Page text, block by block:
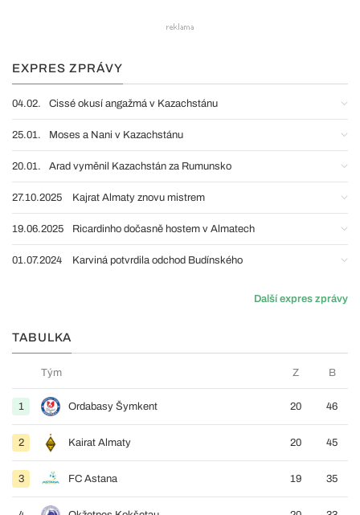
EXPRES ZPRÁVY
04.02. Cissé okusí angažmá v Kazachstánu
25.01. Moses a Nani v Kazachstánu
20.01. Arad vyměnil Kazachstán za Rumunsko
27.10.2025 Kajrat Almaty znovu mistrem
19.06.2025 Ricardinho dočasně hostem v Almatech
01.07.2024 Karviná potvrdila odchod Budínského
Další expres zprávy
TABULKA
Tým Z B
1 Ordabasy Šymkent 20 46
2 Kairat Almaty 20 45
3 FC Astana 19 35